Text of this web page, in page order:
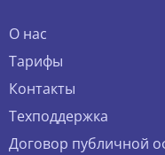
О нас
Тарифы
Контакты
Техподдержка
Договор публичной